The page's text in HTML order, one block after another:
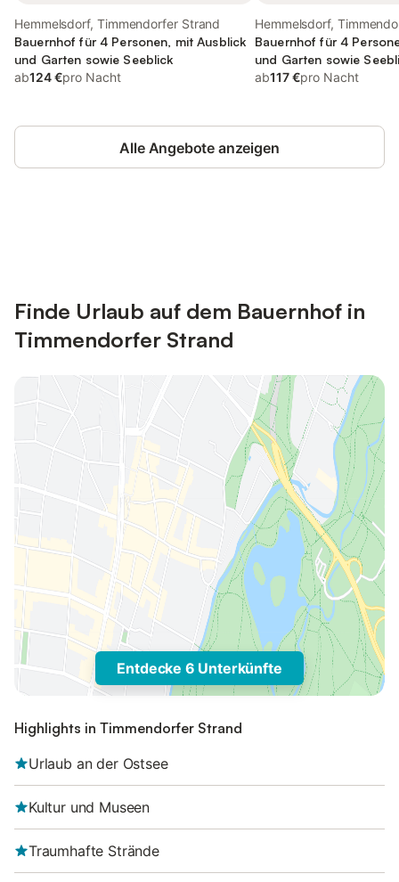
Hemmelsdorf, Timmendorfer Strand
Bauernhof für 4 Personen, mit Ausblick
und Garten sowie Seeblick
ab124 €pro Nacht
Hemmelsdorf,
Bauernhof für 4
und Garten sowie
ab117 €pro Nacht
Alle Angebote anzeigen
Finde Urlaub auf dem Bauernhof in
Timmendorfer Strand
Entdecke 6 Unterkünfte
Highlights in Timmendorfer Strand
Urlaub an der Ostsee
Kultur und Museen
Traumhafte Strände